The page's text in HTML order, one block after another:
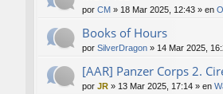
por CM » 18 Mar 2025, 12:43 » en
Books of Hours
por SilverDragon » 14 Mar 2025,
[AAR] Panzer Corps 2.
por JR » 13 Mar 2025, 17:14 » en